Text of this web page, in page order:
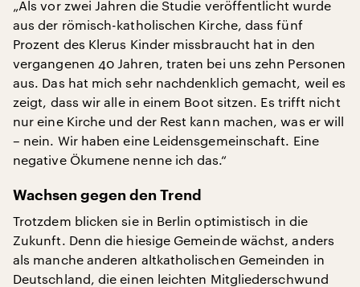
„Als vor zwei Jahren die Studie veröffentlicht wurde
aus der römisch-katholischen Kirche, dass fünf
Prozent des Klerus Kinder missbraucht hat in den
vergangenen 40 Jahren, traten bei uns zehn Personen
aus. Das hat mich sehr nachdenklich gemacht, weil es
zeigt, dass wir alle in einem Boot sitzen. Es trifft nicht
nur eine Kirche und der Rest kann machen, was er will
– nein. Wir haben eine Leidensgemeinschaft. Eine
negative Ökumene nenne ich das.“
Wachsen gegen den Trend
Trotzdem blicken sie in Berlin optimistisch in die
Zukunft. Denn die hiesige Gemeinde wächst, anders
als manche anderen altkatholischen Gemeinden in
Deutschland, die einen leichten Mitgliederschwund